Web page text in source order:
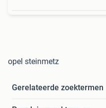
opel steinmetz
Gerelateerde zoektermen